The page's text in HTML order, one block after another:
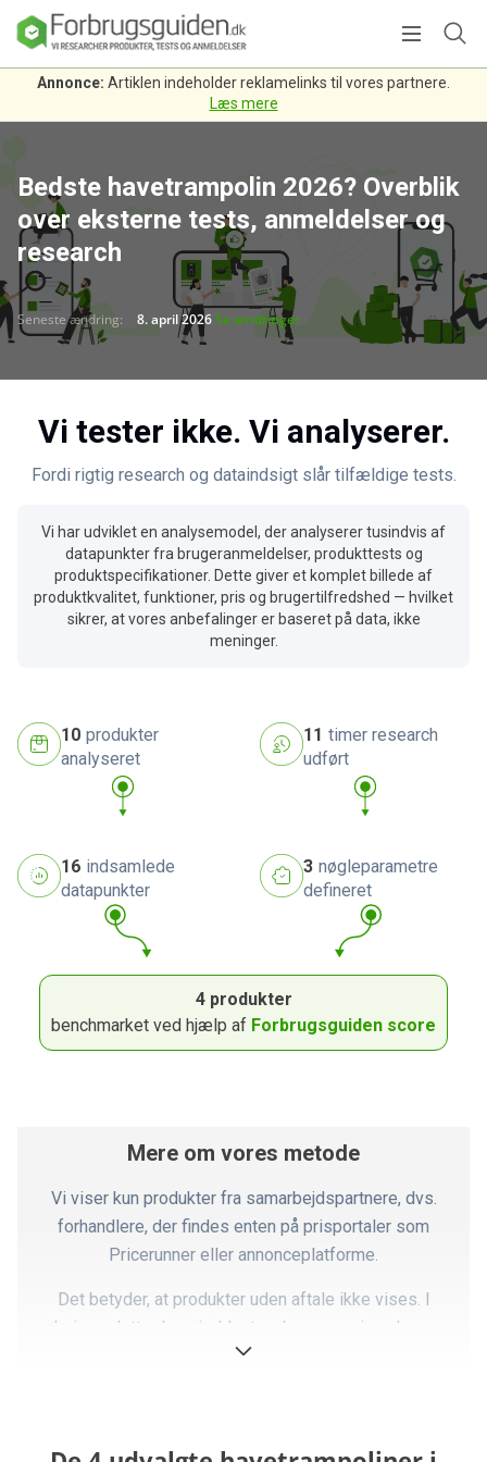
Annonce: Artiklen indeholder reklamelinks til vores partnere.
Læs mere
Bedste havetrampolin 2026? Overblik
over eksterne tests, anmeldelser og
research
Seneste ændring: 8. april 2026Se ændringer
Vi tester ikke. Vi analyserer.
Fordi rigtig research og dataindsigt slår tilfældige tests.
Vi har udviklet en analysemodel, der analyserer tusindvis af
datapunkter fra brugeranmeldelser, produkttests og
produktspecifikationer. Dette giver et komplet billede af
produktkvalitet, funktioner, pris og brugertilfredshed — hvilket
sikrer, at vores anbefalinger er baseret på data, ikke
meninger.
10 produkter
analyseret
11 timer research
udført
16 indsamlede
datapunkter
3 nøgleparametre
defineret
4 produkter
benchmarket ved hjælp af Forbrugsguiden score
Mere om vores metode
Vi viser kun produkter fra samarbejdspartnere, dvs.
forhandlere, der findes enten på prisportaler som
Pricerunner eller annonceplatforme.
Det betyder, at produkter uden aftale ikke vises. I
praksis er dette dog sjældent en begrænsning, da vores
partnere dækker langt størstedelen af markedet.
forhold til produktets pris. Dette giver en kvantitativ